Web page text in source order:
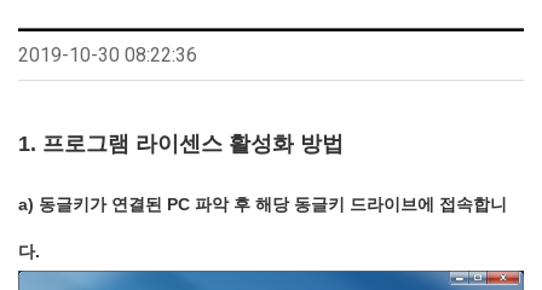
2019-10-30 08:22:36
1. 프로그램 라이센스 활성화 방법
a) 동글키가 연결된 PC 파악 후 해당 동글키 드라이브에 접속합니
다.